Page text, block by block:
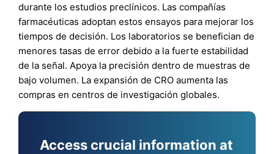
durante los estudios preclínicos. Las compañías
farmacéuticas adoptan estos ensayos para mejorar los
tiempos de decisión. Los laboratorios se benefician de
menores tasas de error debido a la fuerte estabilidad
de la señal. Apoya la precisión dentro de muestras de
bajo volumen. La expansión de CRO aumenta las
compras en centros de investigación globales.
Access crucial information at